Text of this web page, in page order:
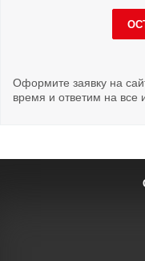
Оформите заявку на
время и ответим на все